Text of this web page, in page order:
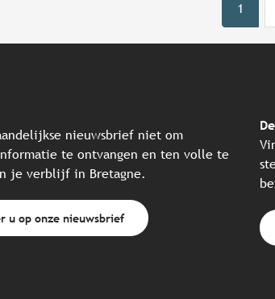
1
nieuwsbrief niet om
te ontvangen en ten volle te
je verblijf in Bretagne.
u op onze nieuwsbrief